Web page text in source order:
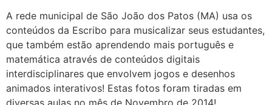
A rede municipal de São João dos Patos (MA) usa os
conteúdos da Escribo para musicalizar seus estudantes,
que também estão aprendendo mais português e
matemática através de conteúdos digitais
interdisciplinares que envolvem jogos e desenhos
animados interativos! Estas fotos foram tiradas em